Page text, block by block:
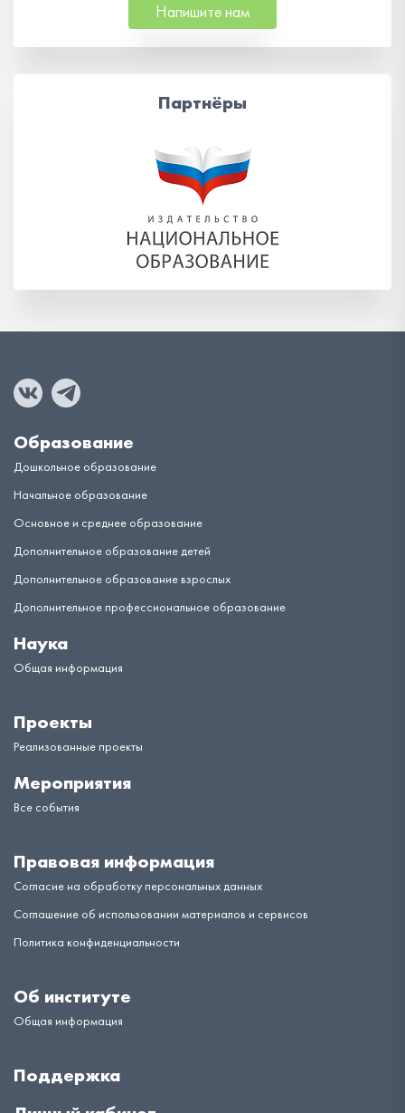
Напишите нам
Партнёры
Образование
Дошкольное образование
Начальное образование
Основное и среднее образование
Дополнительное образование детей
Дополнительное образование взрослых
Дополнительное профессиональное образование
Наука
Общая информация
Проекты
Реализованные проекты
Мероприятия
Все события
Правовая информация
Согласие на обработку персональных данных
Соглашение об использовании материалов и сервисов
Политика конфиденциальности
Об институте
Общая информация
Поддержка